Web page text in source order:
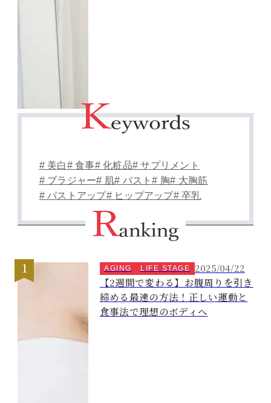
# 美白# 食事# 化粧品# サプリメント
# ブラジャー# 肌# バスト# 胸# 大胸筋
# バストアップ# ヒップアップ# 卒乳
AGING LIFE STAGE 2025/04/22
【2週間で変わる】お腹周りを引き
締める最速の方法！正しい運動と
食事法で理想のボディへ